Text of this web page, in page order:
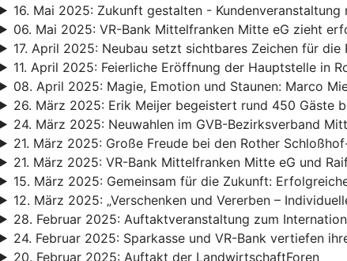
16. Mai 2025: Zukunft gestalten - Kundenveranstaltung
06. Mai 2025: VR-Bank Mittelfranken Mitte eG zieht
17. April 2025: Neubau setzt sichtbares Zeichen für die
11. April 2025: Feierliche Eröffnung der Hauptstelle in
08. April 2025: Magie, Emotion und Staunen: Marco
26. März 2025: Erik Meijer begeistert rund 450 Gäste
24. März 2025: Neuwahlen im GVB-Bezirksverband
21. März 2025: Große Freude bei den Rother
21. März 2025: VR-Bank Mittelfranken Mitte eG und
15. März 2025: Gemeinsam für die Zukunft:
12. März 2025: „Verschenken und Vererben –
28. Februar 2025: Auftaktveranstaltung zum
24. Februar 2025: Sparkasse und VR-Bank vertiefen
20. Februar 2025: Auftakt der LandwirtschaftForen